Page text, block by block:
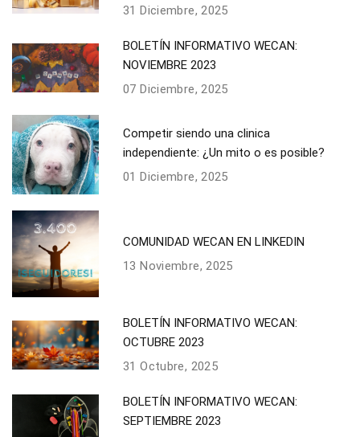
31 Diciembre, 2025
BOLETÍN INFORMATIVO WECAN:
NOVIEMBRE 2023
07 Diciembre, 2025
Competir siendo una clinica
independiente: ¿Un mito o es posible?
01 Diciembre, 2025
COMUNIDAD WECAN EN LINKEDIN
13 Noviembre, 2025
BOLETÍN INFORMATIVO WECAN:
OCTUBRE 2023
31 Octubre, 2025
BOLETÍN INFORMATIVO WECAN:
SEPTIEMBRE 2023